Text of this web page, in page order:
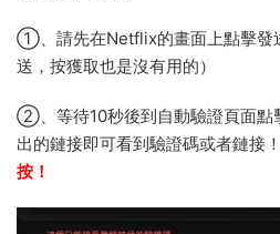
①、請先在Netflix的畫面上點擊發
送，按獲取也是沒有用的）
②、等待10秒後到自動驗證頁面點
出的鏈接即可看到驗證碼或者鏈接！
按！